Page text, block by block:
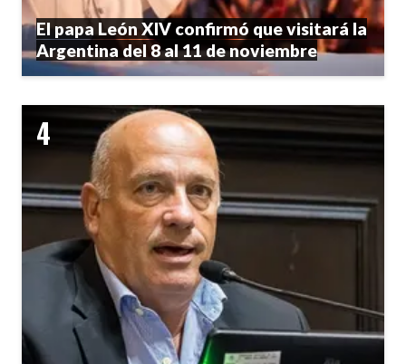
El papa León XIV confirmó que visitará la
Argentina del 8 al 11 de noviembre